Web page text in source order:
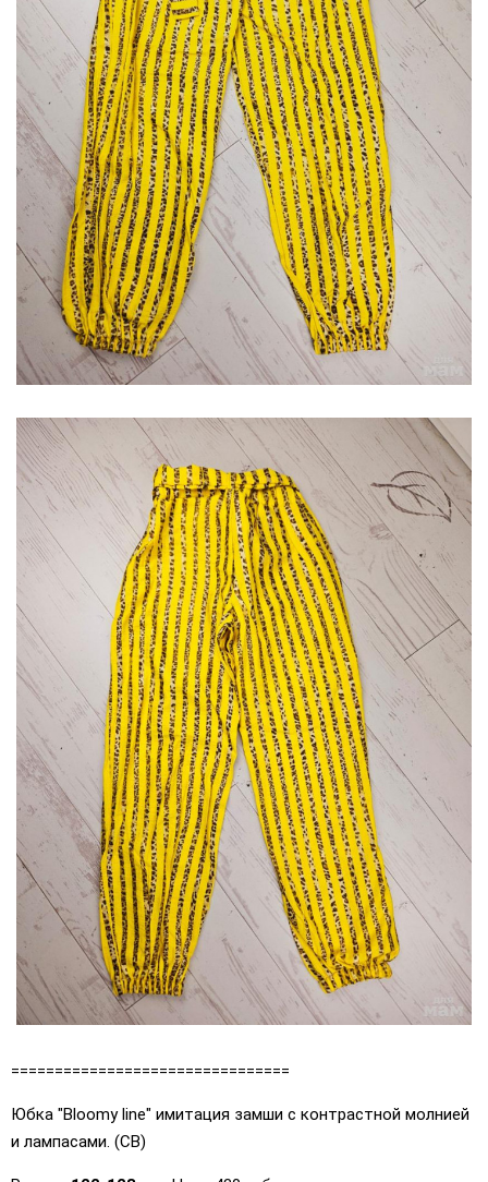
================================
Юбка "Bloomy line" имитация замши с контрастной молнией
и лампасами. (СВ)